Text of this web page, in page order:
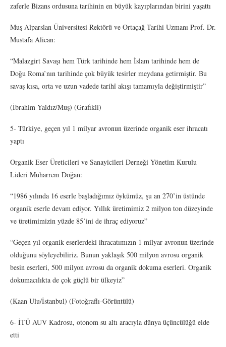
zaferle Bizans ordusuna tarihinin en büyük kayıplarından birini yaşattı
Muş Alparslan Üniversitesi Rektörü ve Ortaçağ Tarihi Uzmanı Prof. Dr.
Mustafa Alican:
“Malazgirt Savaşı hem Türk tarihinde hem İslam tarihinde hem de
Doğu Roma’nın tarihinde çok büyük tesirler meydana getirmiştir. Bu
savaş kısa, orta ve uzun vadede tarihî akışı tamamıyla değiştirmiştir”
(İbrahim Yaldız/Muş) (Grafikli)
5- Türkiye, geçen yıl 1 milyar avronun üzerinde organik eser ihracatı
yaptı
Organik Eser Üreticileri ve Sanayicileri Derneği Yönetim Kurulu
Lideri Muharrem Doğan:
“1986 yılında 16 eserle başladığımız öykümüz, şu an 270’in üstünde
organik eserle devam ediyor. Yıllık üretimimiz 2 milyon ton düzeyinde
ve üretimimizin yüzde 85’ini de ihraç ediyoruz”
“Geçen yıl organik eserlerdeki ihracatımızın 1 milyar avronun üzerinde
olduğunu söyleyebiliriz. Bunun yaklaşık 500 milyon avrosu organik
besin eserleri, 500 milyon avrosu da organik dokuma eserleri. Organik
dokumacılıkta de çok güçlü bir ülkeyiz”
(Kaan Ulu/İstanbul) (Fotoğraflı-Görüntülü)
6- İTÜ AUV Kadrosu, otonom su altı aracıyla dünya üçüncülüğü elde
etti